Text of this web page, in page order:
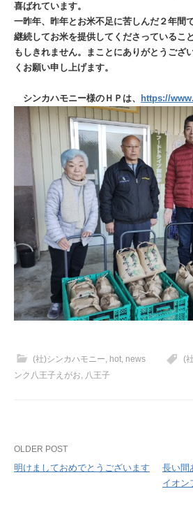
喜ばれています。
一昨年、昨年とお米不足に苦しんだ２年間
継続してお米を提供してくださっているこ
もしきれません。まことにありがとうござ
くお願い申し上げます。
シンカハモニー様のＨＰは、 https://
(社)シンカハモニー, hot, news (
ンク八王子えがお, 八王子
Post
navigation
OLDER POST
明けましておめでとうございます
長い間
イオン